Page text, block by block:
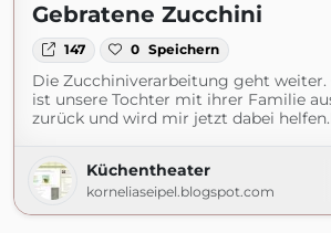
Gebratene Zucchini
147 0 Speichern
Die Zucchiniverarbeitung geht weiter.
ist unsere Tochter mit ihrer Familie
zurück und wird mir jetzt dabei
Küchentheater
korneliaseipel.blogspot.com